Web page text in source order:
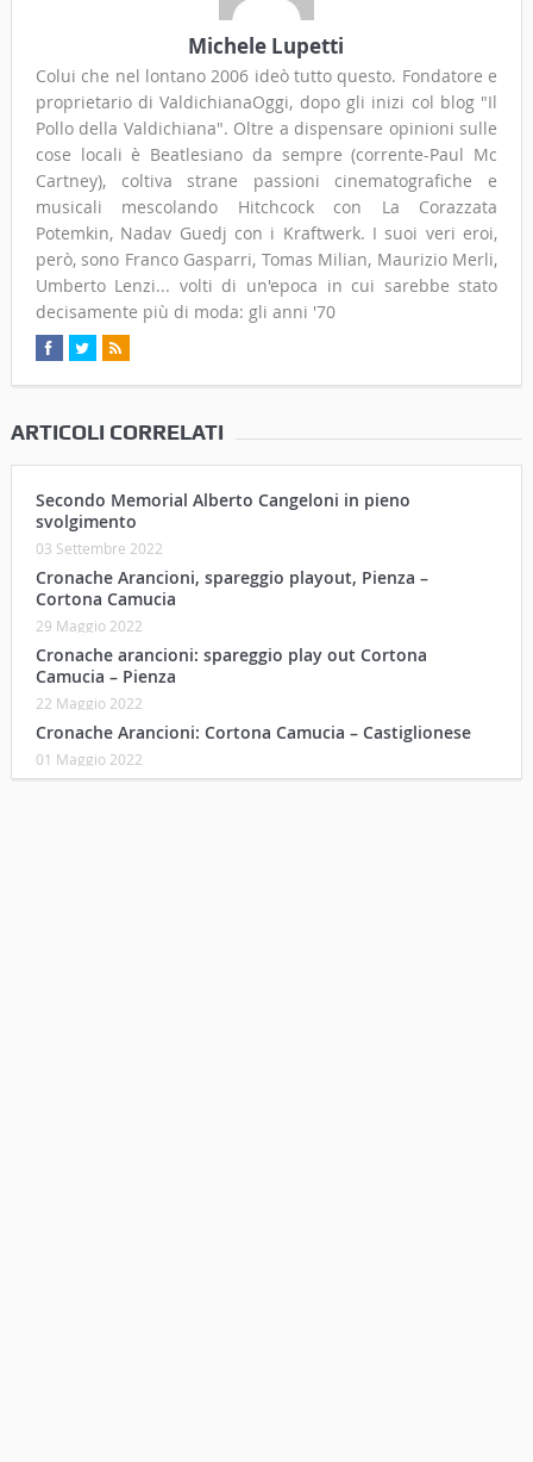
Michele Lupetti
Colui che nel lontano 2006 ideò tutto questo. Fondatore e
proprietario di ValdichianaOggi, dopo gli inizi col blog "Il
Pollo della Valdichiana". Oltre a dispensare opinioni sulle
cose locali è Beatlesiano da sempre (corrente-Paul Mc
Cartney), coltiva strane passioni cinematografiche e
musicali mescolando Hitchcock con La Corazzata
Potemkin, Nadav Guedj con i Kraftwerk. I suoi veri eroi,
però, sono Franco Gasparri, Tomas Milian, Maurizio Merli,
Umberto Lenzi... volti di un'epoca in cui sarebbe stato
decisamente più di moda: gli anni '70
ARTICOLI CORRELATI
Secondo Memorial Alberto Cangeloni in pieno
svolgimento
03 Settembre 2022
Cronache Arancioni, spareggio playout, Pienza –
Cortona Camucia
29 Maggio 2022
Cronache arancioni: spareggio play out Cortona
Camucia – Pienza
22 Maggio 2022
Cronache Arancioni: Cortona Camucia – Castiglionese
01 Maggio 2022